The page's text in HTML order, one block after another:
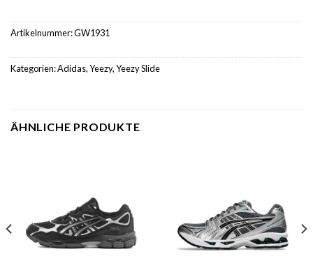
Artikelnummer:GW1931
Kategorien:Adidas,Yeezy,Yeezy Slide
ÄHNLICHE PRODUKTE